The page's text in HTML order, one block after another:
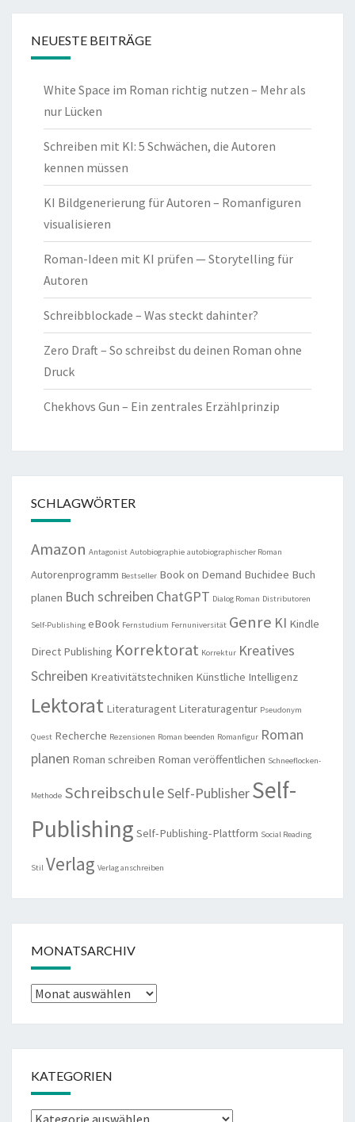
NEUESTE BEITRÄGE
White Space im Roman richtig nutzen – Mehr als
nur Lücken
Schreiben mit KI: 5 Schwächen, die Autoren
kennen müssen
KI Bildgenerierung für Autoren – Romanfiguren
visualisieren
Roman-Ideen mit KI prüfen — Storytelling für
Autoren
Schreibblockade – Was steckt dahinter?
Zero Draft – So schreibst du deinen Roman ohne
Druck
Chekhovs Gun – Ein zentrales Erzählprinzip
SCHLAGWÖRTER
Amazon Antagonist Autobiographie autobiographischer Roman
Autorenprogramm Bestseller Book on Demand Buchidee Buch
planen Buch schreiben ChatGPT Dialog Roman Distributoren
Self-Publishing eBook Fernstudium Fernuniversität Genre KI Kindle
Direct Publishing Korrektorat Korrektur Kreatives
Schreiben Kreativitätstechniken Künstliche Intelligenz
Lektorat Literaturagent Literaturagentur Pseudonym
Quest Recherche Rezensionen Roman beenden Romanfigur Roman
planen Roman schreiben Roman veröffentlichen Schneeflocken-
Methode SchreibschuleSelf-PublisherSelf-
Publishing Self-Publishing-Plattform Social Reading
Stil Verlag Verlag anschreiben
MONATSARCHIV
Monatsarchiv
KATEGORIEN
Kategorien